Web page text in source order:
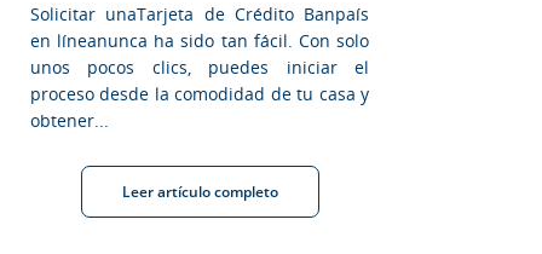
Solicitar unaTarjeta de Crédito Banpaís
en líneanunca ha sido tan fácil. Con solo
unos pocos clics, puedes iniciar el
proceso desde la comodidad de tu casa y
obtener...
Leer artículo completo